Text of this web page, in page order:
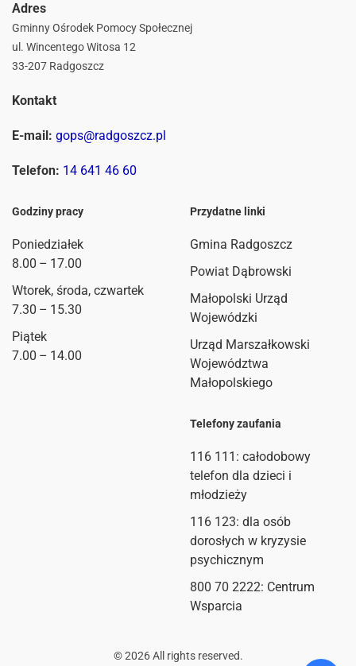
Adres
Gminny Ośrodek Pomocy Społecznej
ul. Wincentego Witosa 12
33-207 Radgoszcz
Kontakt
E-mail: gops@radgoszcz.pl
Telefon: 14 641 46 60
Godziny pracy
Poniedziałek
8.00 – 17.00
Wtorek, środa, czwartek
7.30 – 15.30
Piątek
7.00 – 14.00
Przydatne linki
Gmina Radgoszcz
Powiat Dąbrowski
Małopolski Urząd
Wojewódzki
Urząd Marszałkowski
Województwa
Małopolskiego
Telefony zaufania
116 111 : całodobowy
telefon dla dzieci i
młodzieży
116 123: dla osób
dorosłych w kryzysie
psychicznym
800 70 2222: Centrum
Wsparcia
©2026All rights reserved.